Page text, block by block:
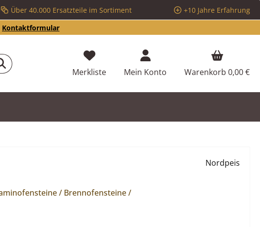
Über 40.000 Ersatzteile im Sortiment
+10 Jahre Erfahrung
Kontaktformular
MerklisteDu hast 0 Produkte auf dem Merkzettel
Mein Konto Warenkorb 0,00 €
/ Brennofensteine /
Nordpeis